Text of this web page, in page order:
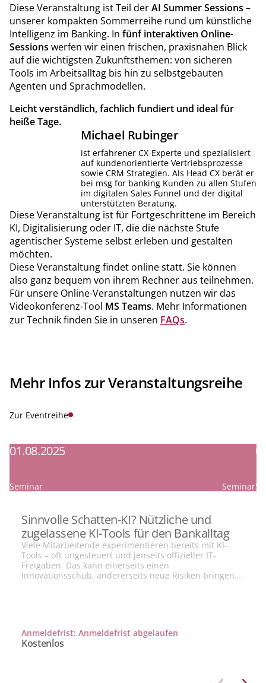
Diese Veranstaltung ist Teil derAI Summer Sessions –
unserer kompakten Sommerreihe rund um künstliche
Intelligenz im Banking. In fünf interaktiven Online-
Sessions werfen wir einen frischen, praxisnahen Blick
auf die wichtigsten Zukunftsthemen: von sicheren
Tools im Arbeitsalltag bis hin zu selbstgebauten
Agenten und Sprachmodellen.
Leicht verständlich, fachlich fundiert und ideal für
heiße Tage.
Michael Rubinger
ist erfahrener CX-Experte und spezialisiert
auf kundenorientierte Vertriebsprozesse
sowie CRM Strategien. Als Head CX berät er
bei msg for banking Kunden zu allen Stufen
im digitalen Sales Funnel und der digital
unterstützten Beratung.
Diese Veranstaltung ist für Fortgeschrittene im Bereich
KI, Digitalisierung oder IT, die die nächste Stufe
agentischer Systeme selbst erleben und gestalten
möchten.
Diese Veranstaltung findet online statt. Sie können
also ganz bequem von ihrem Rechner aus teilnehmen.
Für unsere Online-Veranstaltungen nutzen wir das
Videokonferenz-Tool MS Teams. Mehr Informationen
zur Technik finden Sie in unseren FAQs.
Mehr Infos zur Veranstaltungsreihe
Zur Eventreihe
01.08.2025
Seminar Seminar
Sinnvolle Schatten-KI? Nützliche und
zugelassene KI-Tools für den Bankalltag
Viele Mitarbeitende experimentieren bereits mit KI-
Tools – oft ungesteuert und jenseits offizieller IT-
Freigaben. Das kann einerseits einen
Innovationsschub, andererseits neue Risiken bringen.
den „Schatten“ von der KI nehmen wollen.
Anmeldefrist: Anmeldefrist abgelaufen
Kostenlos